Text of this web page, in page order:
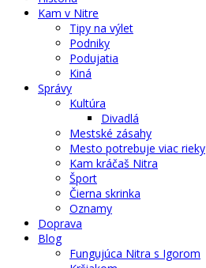
Kam v Nitre
Tipy na výlet
Podniky
Podujatia
Kiná
Správy
Kultúra
Divadlá
Mestské zásahy
Mesto potrebuje viac rieky
Kam kráčaš Nitra
Šport
Čierna skrinka
Oznamy
Doprava
Blog
Fungujúca Nitra s Igorom